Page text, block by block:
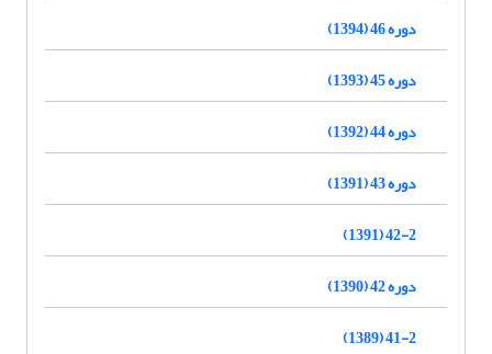
دوره 46 (1394)
دوره 45 (1393)
دوره 44 (1392)
دوره 43 (1391)
42-2 (1391)
دوره 42 (1390)
41-2 (1389)